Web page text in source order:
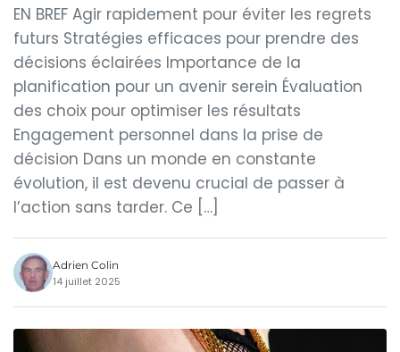
EN BREF Agir rapidement pour éviter les regrets
futurs Stratégies efficaces pour prendre des
décisions éclairées Importance de la
planification pour un avenir serein Évaluation
des choix pour optimiser les résultats
Engagement personnel dans la prise de
décision Dans un monde en constante
évolution, il est devenu crucial de passer à
l’action sans tarder. Ce […]
Adrien Colin
14 juillet 2025